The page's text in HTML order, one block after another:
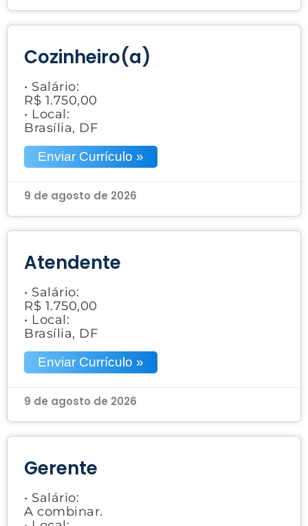
Cozinheiro(a)
• Salário:
R$ 1.750,00
• Local:
Brasília, DF
Enviar Currículo »
9 de agosto de 2026
Atendente
• Salário:
R$ 1.750,00
• Local:
Brasília, DF
Enviar Currículo »
9 de agosto de 2026
Gerente
• Salário:
A combinar.